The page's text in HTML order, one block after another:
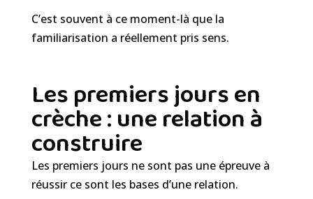
C’est souvent à ce moment-là que la
familiarisation a réellement pris sens.
Les premiers jours en
crèche : une relation à
construire
Les premiers jours ne sont pas une épreuve à
réussir ce sont les bases d’une relation.